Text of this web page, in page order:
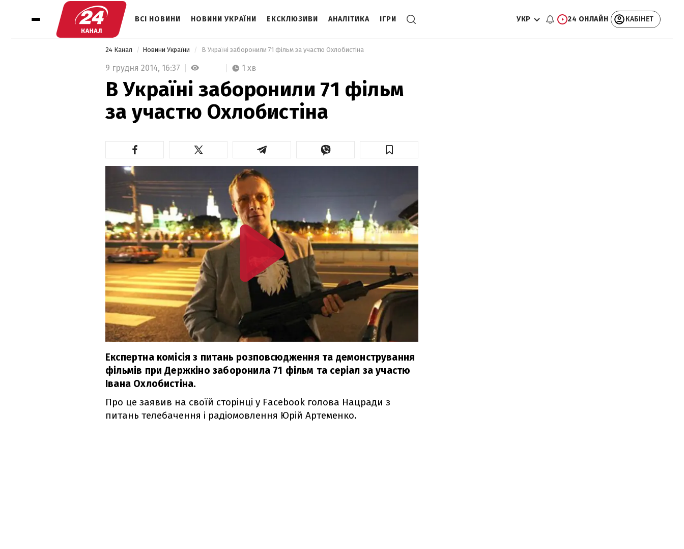
ВСІ НОВИНИ НОВИНИ УКРАЇНИ ЕКСКЛЮЗИВИ АНАЛІТИКА ІГРИ УКР 24 ОНЛАЙН КАБІНЕТ
24 Канал Новини України В Україні заборонили 71 фільм за участю Охлобистіна
9 грудня 2014, 16:37 1 хв
В Україні заборонили 71 фільм
за участю Охлобистіна
Експертна комісія з питань розповсюдження та демонстрування
фільмів при Держкіно заборонила 71 фільм та серіал за участю
Івана Охлобистіна.
Про це заявив на своїй сторінці у Facebook голова Нацради з
питань телебачення і радіомовлення Юрій Артеменко.